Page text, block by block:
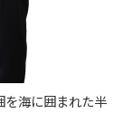
を海に囲まれた半